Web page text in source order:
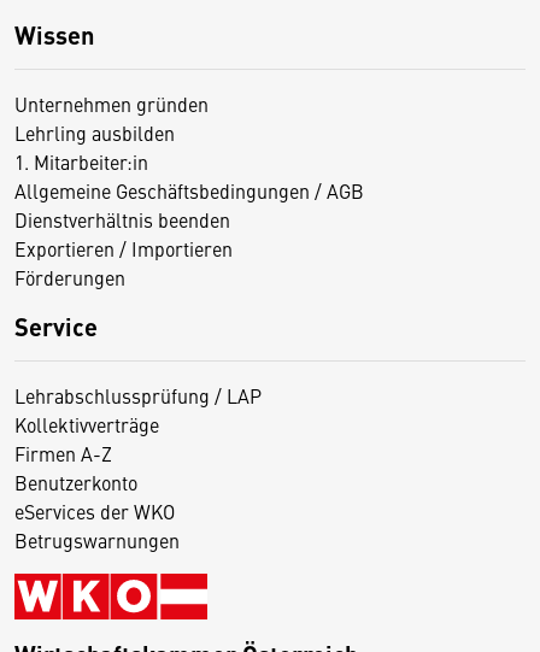
Wissen
Unternehmen gründen
Lehrling ausbilden
1. Mitarbeiter:in
Allgemeine Geschäftsbedingungen / AGB
Dienstverhältnis beenden
Exportieren / Importieren
Förderungen
Service
Lehrabschlussprüfung / LAP
Kollektivverträge
Firmen A-Z
Benutzerkonto
eServices der WKO
Betrugswarnungen